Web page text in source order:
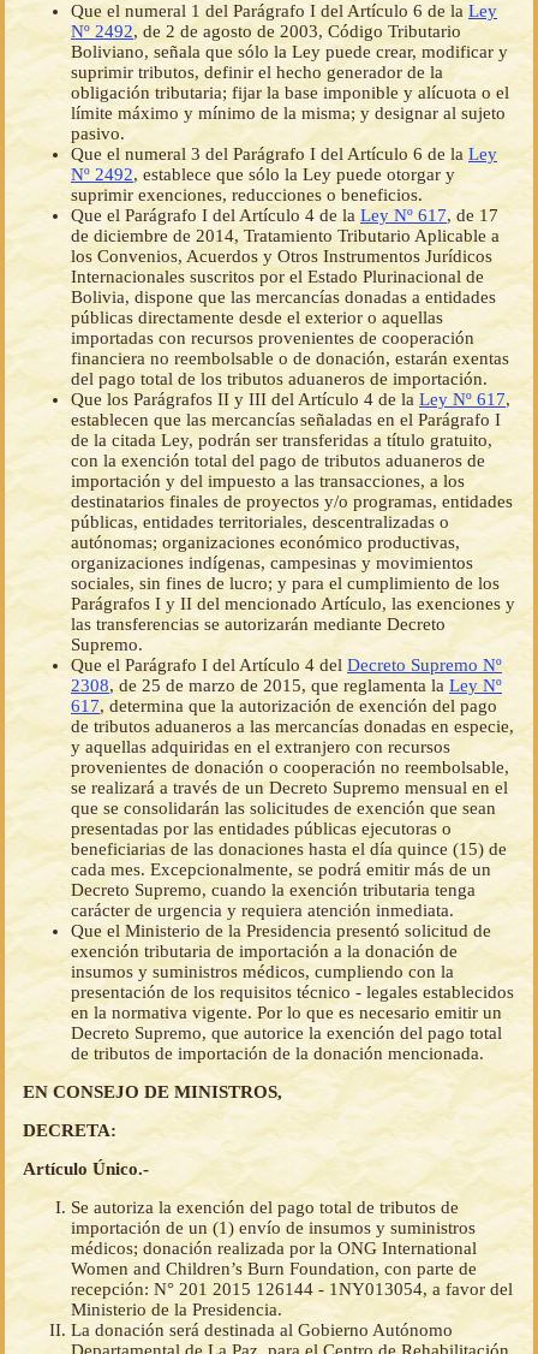
Que el numeral 1 del Parágrafo I del Artículo 6 de laLey
Nº 2492, de 2 de agosto de 2003, Código Tributario
Boliviano, señala que sólo la Ley puede crear, modificar y
suprimir tributos, definir el hecho generador de la
obligación tributaria; fijar la base imponible y alícuota o el
límite máximo y mínimo de la misma; y designar al sujeto
pasivo.
Que el numeral 3 del Parágrafo I del Artículo 6 de la Ley
Nº 2492, establece que sólo la Ley puede otorgar y
suprimir exenciones, reducciones o beneficios.
Que el Parágrafo I del Artículo 4 de la Ley Nº 617, de 17
de diciembre de 2014, Tratamiento Tributario Aplicable a
los Convenios, Acuerdos y Otros Instrumentos Jurídicos
Internacionales suscritos por el Estado Plurinacional de
Bolivia, dispone que las mercancías donadas a entidades
públicas directamente desde el exterior o aquellas
importadas con recursos provenientes de cooperación
financiera no reembolsable o de donación, estarán exentas
del pago total de los tributos aduaneros de importación.
Que los Parágrafos II y III del Artículo 4 de la Ley Nº 617,
establecen que las mercancías señaladas en el Parágrafo I
de la citada Ley, podrán ser transferidas a título gratuito,
con la exención total del pago de tributos aduaneros de
importación y del impuesto a las transacciones, a los
destinatarios finales de proyectos y/o programas, entidades
públicas, entidades territoriales, descentralizadas o
autónomas; organizaciones económico productivas,
organizaciones indígenas, campesinas y movimientos
sociales, sin fines de lucro; y para el cumplimiento de los
Parágrafos I y II del mencionado Artículo, las exenciones y
las transferencias se autorizarán mediante Decreto
Supremo.
Que el Parágrafo I del Artículo 4 del Decreto Supremo Nº
2308, de 25 de marzo de 2015, que reglamenta la Ley Nº
617, determina que la autorización de exención del pago
de tributos aduaneros a las mercancías donadas en especie,
y aquellas adquiridas en el extranjero con recursos
provenientes de donación o cooperación no reembolsable,
se realizará a través de un Decreto Supremo mensual en el
que se consolidarán las solicitudes de exención que sean
presentadas por las entidades públicas ejecutoras o
beneficiarias de las donaciones hasta el día quince (15) de
cada mes. Excepcionalmente, se podrá emitir más de un
Decreto Supremo, cuando la exención tributaria tenga
carácter de urgencia y requiera atención inmediata.
Que el Ministerio de la Presidencia presentó solicitud de
exención tributaria de importación a la donación de
insumos y suministros médicos, cumpliendo con la
presentación de los requisitos técnico - legales establecidos
en la normativa vigente. Por lo que es necesario emitir un
Decreto Supremo, que autorice la exención del pago total
de tributos de importación de la donación mencionada.
EN CONSEJO DE MINISTROS,
DECRETA:
Artículo Único.-
Se autoriza la exención del pago total de tributos de
importación de un (1) envío de insumos y suministros
médicos; donación realizada por la ONG International
Women and Children’s Burn Foundation, con parte de
recepción: N° 201 2015 126144 - 1NY013054, a favor del
Ministerio de la Presidencia.
La donación será destinada al Gobierno Autónomo